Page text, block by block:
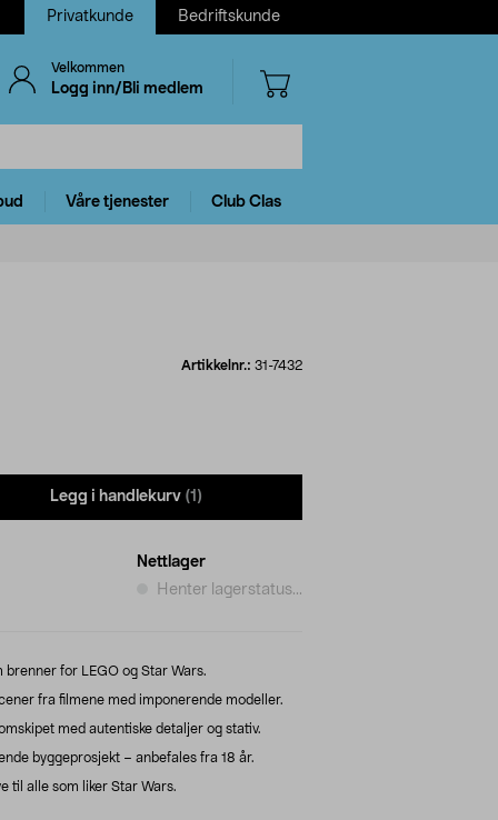
Privatkunde Bedriftskunde
Velkommen
Logg inn/Bli medlem
Våre tjenester Club Clas
Artikkelnr.: 31-7432
Legg i handlekurv (1)
Nettlager
Henter lagerstatus...
brenner for LEGO og Star Wars.
fra filmene med imponerende modeller.
med autentiske detaljer og stativ.
byggeprosjekt – anbefales fra 18 år.
til alle som liker Star Wars.